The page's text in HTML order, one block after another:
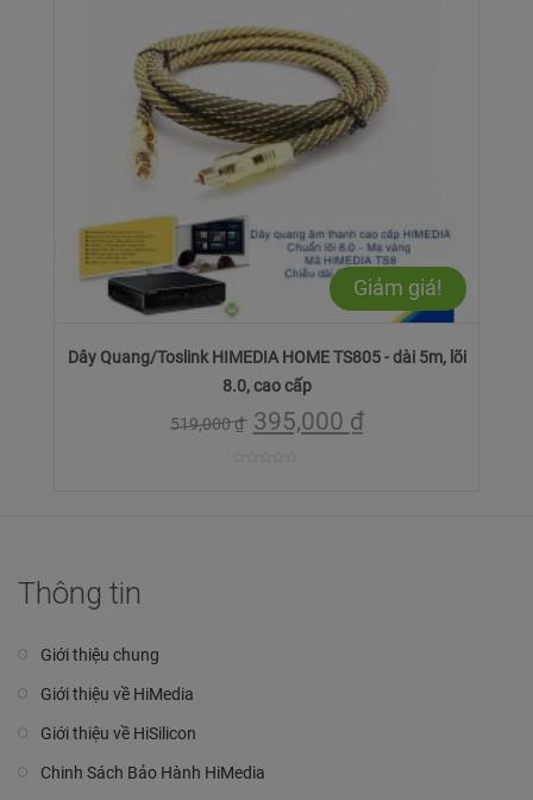
Giảm giá!
Dây Quang/Toslink HIMEDIA HOME TS805 - dài 5m, lõi
8.0, cao cấp
519,000₫ 395,000 ₫
Thông tin
Giới thiệu chung
Giới thiệu về HiMedia
Giới thiệu về HiSilicon
Chinh Sách Bảo Hành HiMedia